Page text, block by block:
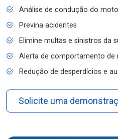
Análise de condução do
Previna acidentes
Elimine multas e sinistros da
Alerta de comportamento de
Redução de desperdícios e
Solicite uma